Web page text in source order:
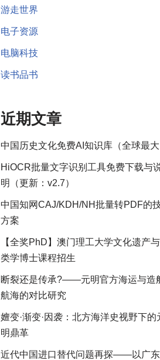
游走世界
电子资源
电脑科技
读书品书
近期文章
中国历史文化免费AI知识库（全球最大
HiOCR批量文字识别工具免费下载与
明（更新：v2.7）
中国知网CAJ/KDH/NH批量转PDF的
方案
【全奖PhD】澳门理工大学文化遗产与
类学博士课程招生
断裂还是传承?——元明官方海运与造
航海的对比研究
嬗变·渐变·因袭：北方海洋史视野下的
明鼎革
近代中国进口替代问题再探——以广